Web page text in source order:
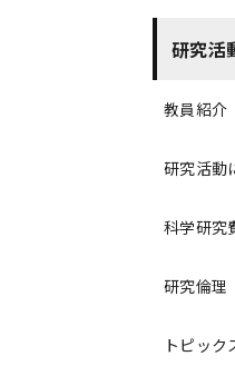
研究活
教員紹介
研究活動
科学研究
研究倫理
トピック